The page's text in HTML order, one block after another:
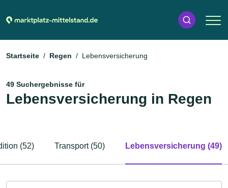
Startseite Regen Lebensversicherung
49 Suchergebnisse für
Lebensversicherung in Regen
(52) Transport (50) Lebensversicherung (49)